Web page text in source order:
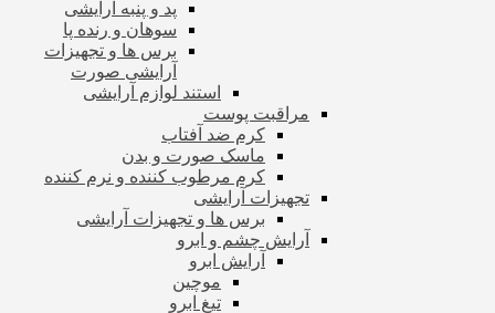
پد و پنبه آرایشی
سوهان و رنده پا
برس ها و تجهیزات
آرایشی صورت
استند لوازم آرایشی
مراقبت پوست
کرم ضد آفتاب
ماسک صورت و بدن
کرم مرطوب کننده و نرم کننده
تجهیزات آرایشی
برس ها و تجهیزات آرایشی
آرایش چشم و ابرو
آرایش ابرو
موچین
تیغ ابرو